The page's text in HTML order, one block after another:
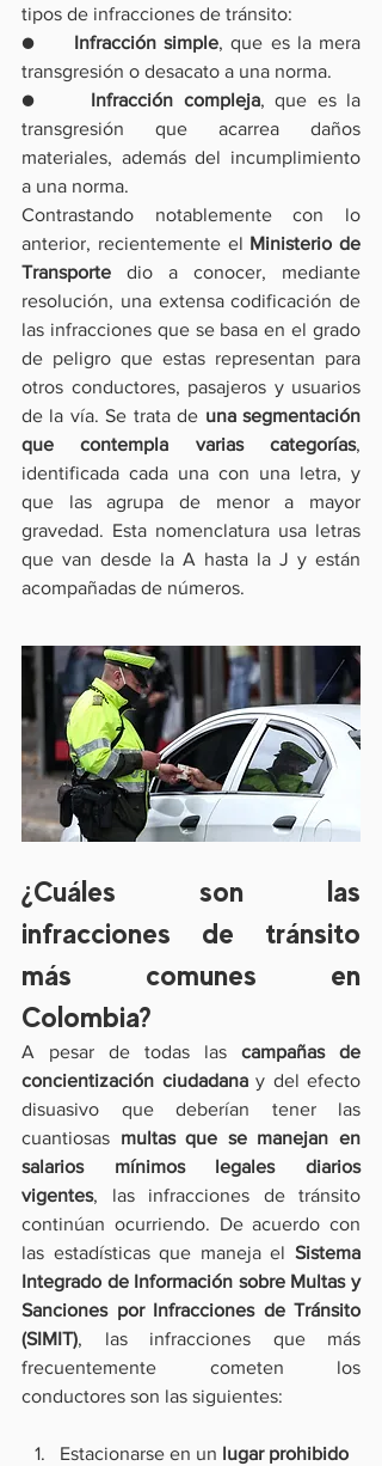
tipos de infracciones de tránsito:
● Infracción simple, que es la mera
transgresión o desacato a una norma.
● Infracción compleja, que es la
transgresión que acarrea daños
materiales, además del incumplimiento
a una norma.
Contrastando notablemente con lo
anterior, recientemente el Ministerio de
Transporte dio a conocer, mediante
resolución, una extensa codificación de
las infracciones que se basa en el grado
de peligro que estas representan para
otros conductores, pasajeros y usuarios
de la vía. Se trata de una segmentación
que contempla varias categorías,
identificada cada una con una letra, y
que las agrupa de menor a mayor
gravedad. Esta nomenclatura usa letras
que van desde la A hasta la J y están
acompañadas de números.
¿Cuáles son las
infracciones de tránsito
más comunes en
Colombia?
A pesar de todas las campañas de
concientización ciudadana y del efecto
disuasivo que deberían tener las
cuantiosas multas que se manejan en
salarios mínimos legales diarios
vigentes, las infracciones de tránsito
continúan ocurriendo. De acuerdo con
las estadísticas que maneja el Sistema
Integrado de Información sobre Multas y
Sanciones por Infracciones de Tránsito
(SIMIT), las infracciones que más
frecuentemente cometen los
conductores son las siguientes:
Estacionarse en un lugar prohibido